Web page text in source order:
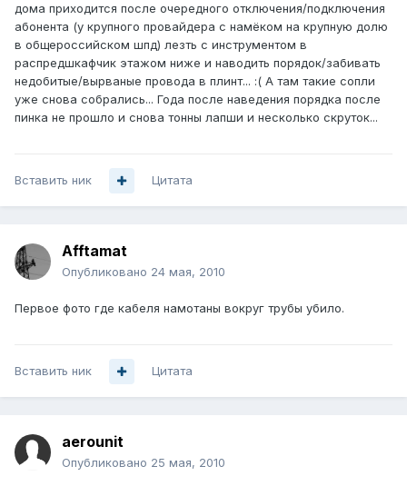
дома приходится после очередного отключения/подключения
абонента (у крупного провайдера с намёком на крупную долю
в общероссийском шпд) лезть с инструментом в
распредшкафчик этажом ниже и наводить порядок/забивать
недобитые/вырваные провода в плинт... :( А там такие сопли
уже снова собрались... Года после наведения порядка после
пинка не прошло и снова тонны лапши и несколько скруток...
Вставить ник Цитата
Afftamat
Опубликовано 24 мая, 2010
Первое фото где кабеля намотаны вокруг трубы убило.
Вставить ник Цитата
aerounit
Опубликовано 25 мая, 2010